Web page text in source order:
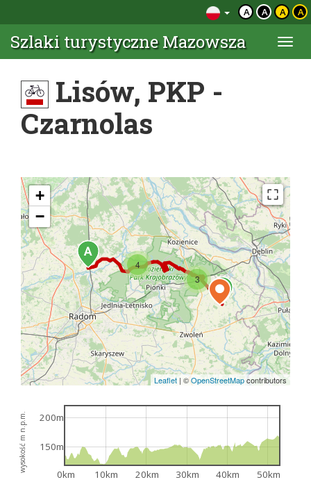
A A A A
Szlaki turystyczne Mazowsza
Lisów, PKP -
Czarnolas
3
4
+
−
Leaflet | ©OpenStreetMapcontributors
wysokość m n.p.m.
0km 10km 20km 30km 40km 50km
150m
200m